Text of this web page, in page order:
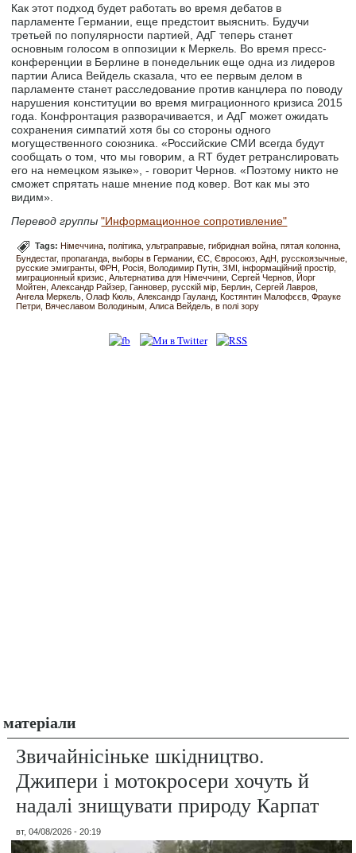
Как этот подход будет работать во время дебатов в
парламенте Германии, еще предстоит выяснить. Будучи
третьей по популярности партией, АдГ теперь станет
основным голосом в оппозиции к Меркель. Во время пресс-
конференции в Берлине в понедельник еще одна из лидеров
партии Алиса Вейдель сказала, что ее первым делом в
парламенте станет расследование против канцлера по поводу
нарушения конституции во время миграционного кризиса 2015
года. Конфронтация разворачивается, и AдГ может ожидать
сохранения симпатий хотя бы со стороны одного
могущественного союзника. «Российские СМИ всегда будут
сообщать о том, что мы говорим, а RT будет ретранслировать
его на немецком языке», - говорит Чернов. «Поэтому никто не
сможет спрятать наше мнение под ковер. Вот как мы это
видим».
Перевод группы"Информационное сопротивление"
Tags:Німеччина політика ультраправые гибридная война пятая колонна
Бундестаг пропаганда выборы в Германии ЄС Євросоюз АдН
русскоязычные
русские эмигранты ФРН Росія Володимир Путін ЗМІ
інформаційний простір
миграционный кризис
Альтернатива для Німеччини Сергей Чернов Йорг
Мойтен Александр Райзер Ганновер русскій мір Берлин Сергей Лавров
Ангела Меркель Олаф Кюль Александр Гауланд Костянтин Малофєєв Фрауке
Петри Вячеславом Володиным Алиса Вейдель в полі зору
матеріали
Звичайнісіньке шкідництво.
Джипери і мотокросери хочуть й
надалі знищувати природу Карпат
вт, 04/08/2026 - 20:19